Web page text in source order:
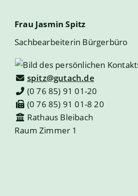
Frau Jasmin Spitz
Sachbearbeiterin Bürgerbüro
spitz@gutach.de
(0 76 85) 91 01-20
(0 76 85) 91 01-8 20
Rathaus Bleibach
Raum Zimmer 1